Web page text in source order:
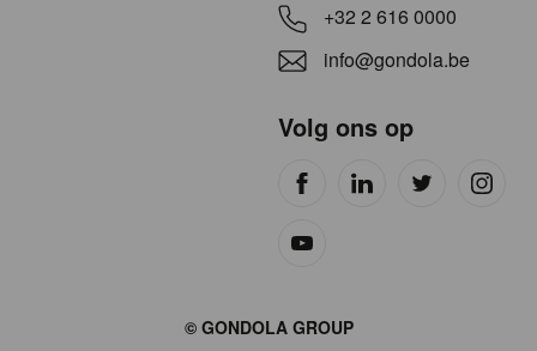
+32 2 616 0000
info@gondola.be
Volg ons op
© GONDOLA GROUP